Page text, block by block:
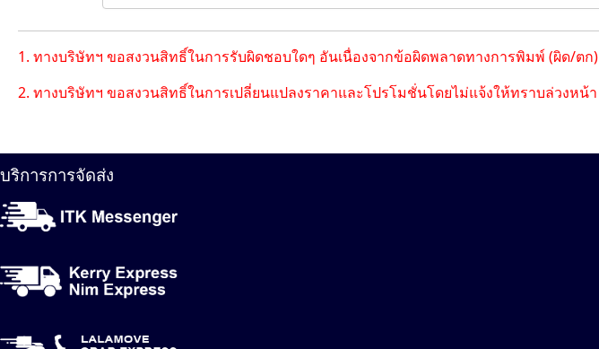
1. ทางบริษัทฯ ขอสงวนสิทธิ์ในการรับผิดชอบใดๆ อันเนื่องจากข้อผิดพลาดทางการพิมพ์ (ผิด/ตก)
2. ทางบริษัทฯ ขอสงวนสิทธิ์ในการเปลี่ยนแปลงราคาและโปรโมชั่นโดยไม่แจ้งให้ทราบล่วงหน้า
บริการการจัดส่ง